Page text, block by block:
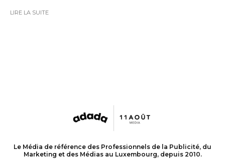
LIRE LA SUITE
Le Média de référence des Professionnels de la Publicité, du
Marketing et des Médias au Luxembourg, depuis 2010.